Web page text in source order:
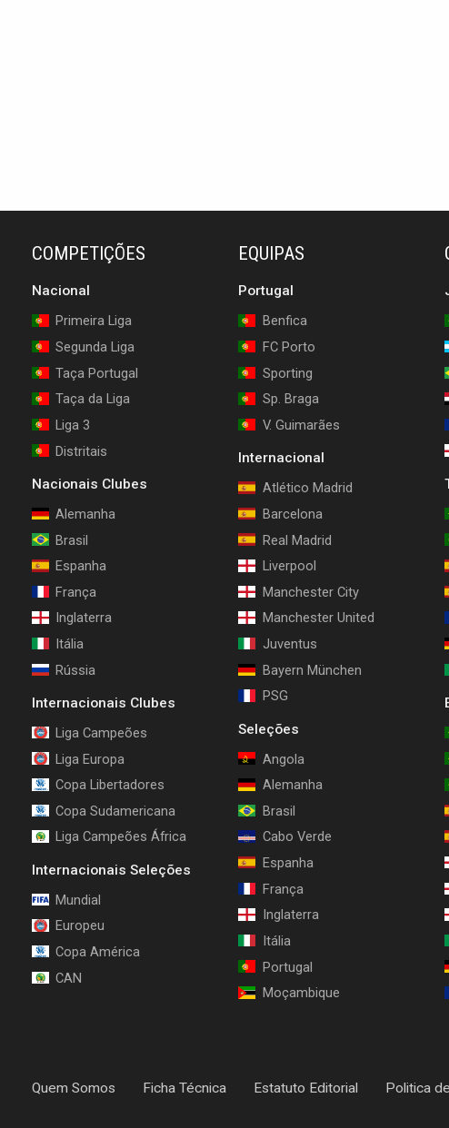
COMPETIÇÕES
Nacional
Primeira Liga
Segunda Liga
Taça Portugal
Taça da Liga
Liga 3
Distritais
Nacionais Clubes
Alemanha
Brasil
Espanha
França
Inglaterra
Itália
Rússia
Internacionais Clubes
Liga Campeões
Liga Europa
Copa Libertadores
Copa Sudamericana
Liga Campeões África
Internacionais Seleções
Mundial
Europeu
Copa América
CAN
EQUIPAS
Portugal
Benfica
FC Porto
Sporting
Sp. Braga
V. Guimarães
Internacional
Atlético Madrid
Barcelona
Real Madrid
Liverpool
Manchester City
Manchester United
Juventus
Bayern München
PSG
Seleções
Angola
Alemanha
Brasil
Cabo Verde
Espanha
França
Inglaterra
Itália
Portugal
Moçambique
Quem Somos Ficha Técnica Estatuto Editorial Politica